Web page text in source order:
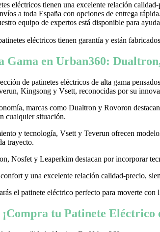
eléctricos tienen una excelente relación
a toda España con opciones de entrega
equipo de expertos está disponible para
eléctricos tienen garantía y están
Gama en Urban360:
de patinetes eléctricos de alta gama
Kingsong y Vsett, reconocidas por su
marcas como Dualtron y Rovoron
cualquier situación.
y tecnología, Vsett y Teverun ofrecen
trayecto.
Nosfet y Leaperkim destacan por incorporar
y una excelente relación calidad-precio,
el patinete eléctrico perfecto para moverte
tu Patinete Eléctrico